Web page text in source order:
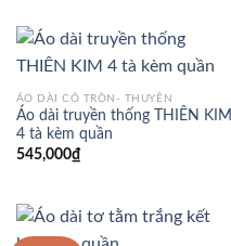
ÁO DÀI CỔ TRÒN- THUYỀN
Áo dài truyền thống THIÊN KIM
4 tà kèm quần
545,000₫